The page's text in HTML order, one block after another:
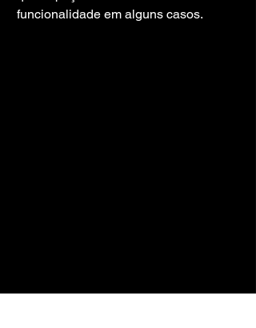
funcionalidade em alguns casos.